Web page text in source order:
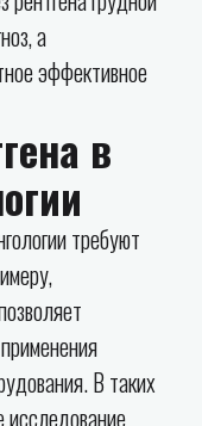
а
эффективное
в
требуют
В таких
исследование